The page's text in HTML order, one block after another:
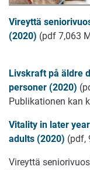
Vireyttä
(2020) (pdf 7,063
Livskraft på äldre
personer (2020)
Publikationen kan
Vitality in later
adults (2020) (pdf,
Vireyttä